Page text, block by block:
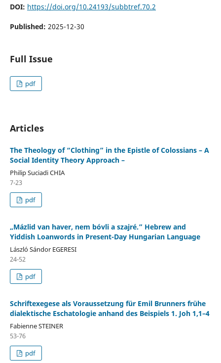
DOI: https://doi.org/10.24193/subbtref.70.2
Published: 2025-12-30
Full Issue
pdf
Articles
The Theology of “Clothing” in the Epistle of Colossians – A
Social Identity Theory Approach –
Philip Suciadi CHIA
7-23
pdf
„Mázlid van haver, nem bóvli a szajré.” Hebrew and
Yiddish Loanwords in Present-Day Hungarian Language
László Sándor EGERESI
24-52
pdf
Schriftexegese als Voraussetzung für Emil Brunners frühe
dialektische Eschatologie anhand des Beispiels 1. Joh 1,1–4
Fabienne STEINER
53-76
pdf